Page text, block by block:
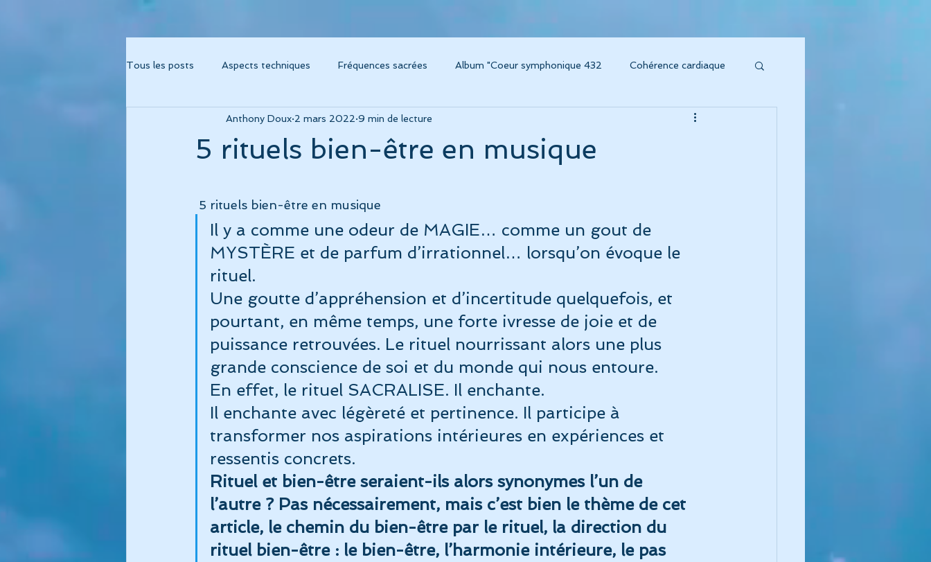
Tous les posts Aspects techniques Fréquences sacrées Album "Coeur symphonique 432 Cohérence cardiaque
Album "Métamorphose" Album Caresse Instruments thérapeutiques
Album Cohérence Kid Music grossesse, chant et musique Connaissance de soi Album L'Énergie s'honore !
Album Immersion Vidéos et reportages Album Fréquence 528 La musique de l'instinct
Votre communauté
5 rituels bien-être en musique
Anthony Doux 2 mars 2022 9 min de lecture
5 rituels bien-être en musique
Il y a comme une odeur de MAGIE… comme un gout de
MYSTÈRE et de parfum d’irrationnel… lorsqu’on évoque le
rituel.
Une goutte d’appréhension et d’incertitude quelquefois, et
pourtant, en même temps, une forte ivresse de joie et de
puissance retrouvées. Le rituel nourrissant alors une plus
grande conscience de soi et du monde qui nous entoure.
En effet, le rituel SACRALISE. Il enchante.
Il enchante avec légèreté et pertinence. Il participe à
transformer nos aspirations intérieures en expériences et
ressentis concrets.
Rituel et bien-être seraient-ils alors synonymes l’un de
l’autre ? Pas nécessairement, mais c’est bien le thème de cet
article, le chemin du bien-être par le rituel, la direction du
rituel bien-être : le bien-être, l’harmonie intérieure, le pas